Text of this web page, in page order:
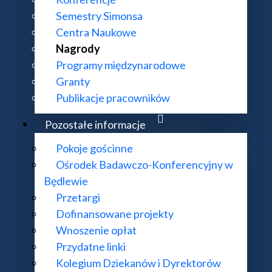
Semestry Simonsa
Centra Naukowe
Nagrody
Programy międzynarodowe
Granty
Publikacje pracowników
Pozostałe informacje
Pokoje gościnne
Ośrodek Badawczo-Konferencyjny w
Będlewie
Przetargi
Dofinansowane projekty
Wnoszenie opłat
Przydatne linki
Kolegium Dziekanów i Dyrektorów
KONTAKT:
ul. Śniadeckich 8, 00-656 Warszawa
22 522 81 00
im@impan.pl
Deklaracja
działania strony i treści na niej zawartych proszę kierować na adres